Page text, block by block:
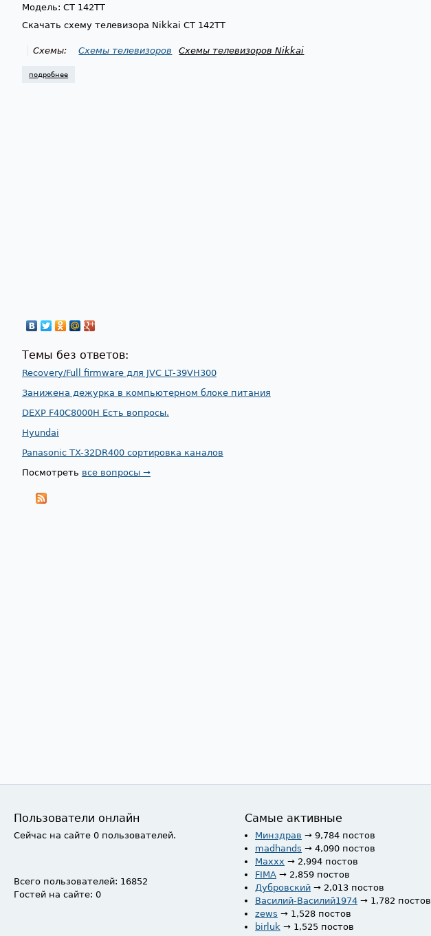
Модель: CT 142TT
Скачать схему телевизора Nikkai CT 142TT
Схемы: Схемы телевизоров Схемы телевизоров Nikkai
подробнее
Темы без ответов:
Recovery/Full firmware для JVC LT-39VH300
Занижена дежурка в компьютерном блоке питания
DEXP F40C8000H Есть вопросы.
Hyundai
Panasonic TX-32DR400 сортировка каналов
Посмотреть все вопросы →
Пользователи онлайн
Сейчас на сайте 0 пользователей.
Всего пользователей: 16852
Гостей на сайте: 0
Самые активные
Минздрав → 9,784 постов
madhands → 4,090 постов
Maxxx → 2,994 постов
FIMA → 2,859 постов
Дубровский → 2,013 постов
Василий-Василий1974 → 1,782 постов
zews → 1,528 постов
birluk → 1,525 постов